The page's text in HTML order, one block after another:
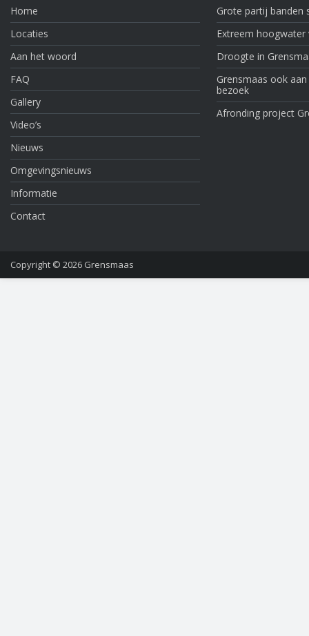
Home
Locaties
Aan het woord
FAQ
Gallery
Video’s
Nieuws
Omgevingsnieuws
Informatie
Contact
Grote partij banden
Extreem
Droogte in
Grensmaas ook
bezoek
Afronding project
Copyright © 2026 Grensmaas